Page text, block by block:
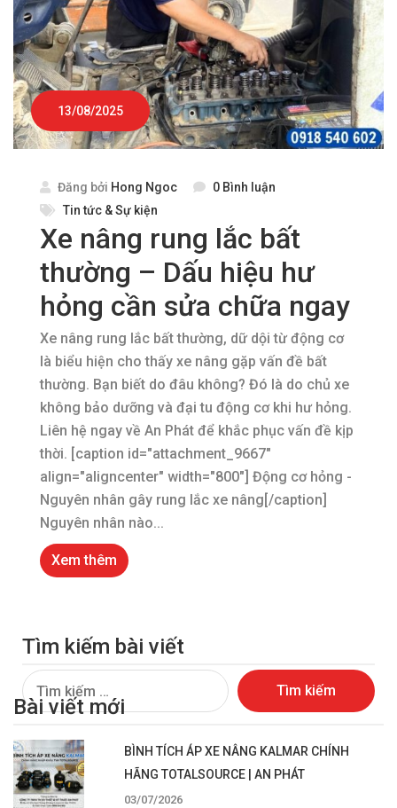
13/08/2025
Đăng bởi Hong Ngoc
0 Bình luận
Tin tức & Sự kiện
Xe nâng rung lắc bất
thường – Dấu hiệu hư
hỏng cần sửa chữa ngay
Xe nâng rung lắc bất thường, dữ dội từ động cơ
là biểu hiện cho thấy xe nâng gặp vấn đề bất
thường. Bạn biết do đâu không? Đó là do chủ xe
không bảo dưỡng và đại tu động cơ khi hư hỏng.
Liên hệ ngay về An Phát để khắc phục vấn đề kịp
thời. [caption id="attachment_9667"
align="aligncenter" width="800"] Động cơ hỏng -
Nguyên nhân gây rung lắc xe nâng[/caption]
Nguyên nhân nào...
Xem thêm
Tìm kiếm bài viết
Tìm
kiếm
Bài viết mới
BÌNH TÍCH ÁP XE NÂNG KALMAR CHÍNH
HÃNG TOTALSOURCE | AN PHÁT
03/07/2026